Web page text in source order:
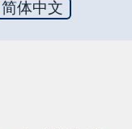
简体中文